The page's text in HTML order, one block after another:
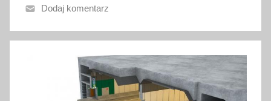
o
8
Dodaj komentarz